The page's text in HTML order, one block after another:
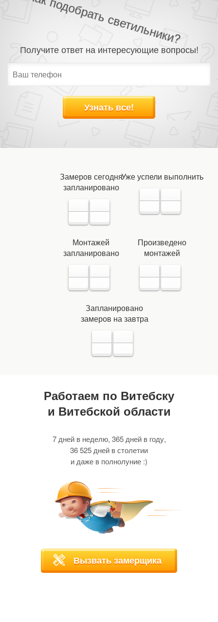
Как подобрать светильники?
Получите ответ на интересующие вопросы!
Узнать все!
Замеров сегодня
запланировано
Уже успели выполнить
Монтажей
запланировано
Произведено
монтажей
Запланировано
замеров на завтра
Работаем по Витебску
и Витебской области
7 дней в неделю, 365 дней в году,
36 525 дней в столетии
и даже в полнолуние :)
Вызвать замерщика